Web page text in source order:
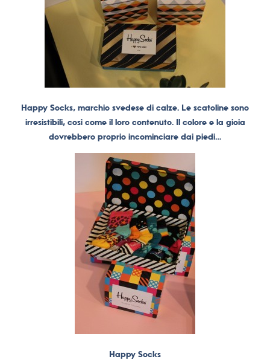
Happy Socks, marchio svedese di calze. Le scatoline sono
irresistibili, così come il loro contenuto. Il colore e la gioia
dovrebbero proprio incominciare dai piedi…
Happy Socks